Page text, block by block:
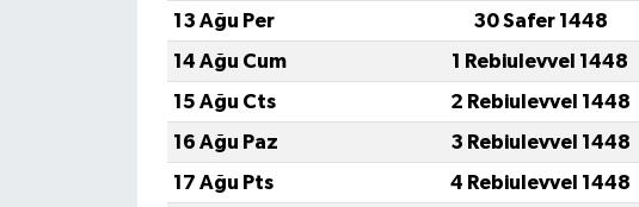
13 Ağu Per
30 Safer 1448
14 Ağu Cum
1 Rebiulevvel 1448
15 Ağu Cts
2 Rebiulevvel 1448
16 Ağu Paz
3 Rebiulevvel 1448
17 Ağu Pts
4 Rebiulevvel 1448